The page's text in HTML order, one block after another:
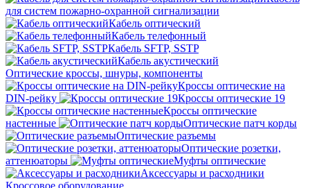
для систем пожарно-охранной сигнализации
Кабель оптический
Кабель телефонный
Кабель SFTP, SSTP
Кабель акустический
Оптические кроссы, шнуры, компоненты
Кроссы оптические на
DIN-рейку
Кроссы оптические 19
Кроссы оптические
настенные
Оптические патч корды
Оптические разъемы
Оптические розетки,
аттенюаторы
Муфты оптические
Аксессуары и расходники
Кроссовое оборудование